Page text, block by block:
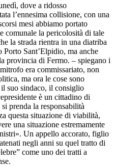
dove a ridosso
l’ennesima collisione, con una
mesi abbiamo portato
comunale la pericolosità di tale
la strada rientra in una diatriba
Sant’Elpidio, ma anche
provincia di Fermo. – spiegano i
era commissariato, non
ma ora le cose sono
suo sindaco, il consiglio
è un cittadino di
prenda la responsabilità
questa situazione di viabilità,
una situazione estremamente
Un appello accorato, figlio
negli anni su quel tratto di
come uno dei tratti a